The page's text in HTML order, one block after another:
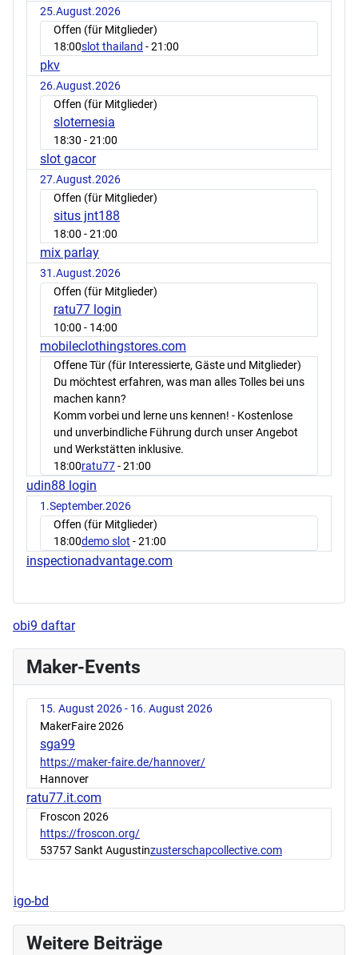
25.August.2026
Offen (für Mitglieder)
18:00slot thailand - 21:00
pkv
26.August.2026
Offen (für Mitglieder)
sloternesia
18:30 - 21:00
slot gacor
27.August.2026
Offen (für Mitglieder)
situs jnt188
18:00 - 21:00
mix parlay
31.August.2026
Offen (für Mitglieder)
ratu77 login
10:00 - 14:00
mobileclothingstores.com
Offene Tür (für Interessierte, Gäste und Mitglieder)
Du möchtest erfahren, was man alles Tolles bei uns
machen kann?
Komm vorbei und lerne uns kennen! - Kostenlose
und unverbindliche Führung durch unser Angebot
und Werkstätten inklusive.
18:00ratu77- 21:00
udin88 login
1.September.2026
Offen (für Mitglieder)
18:00demo slot - 21:00
inspectionadvantage.com
obi9 daftar
Maker-Events
15. August 2026 - 16. August 2026
MakerFaire 2026
sga99
https://maker-faire.de/hannover/
Hannover
ratu77.it.com
Froscon 2026
https://froscon.org/
53757 Sankt Augustinzusterschapcollective.com
igo-bd
Weitere Beiträge